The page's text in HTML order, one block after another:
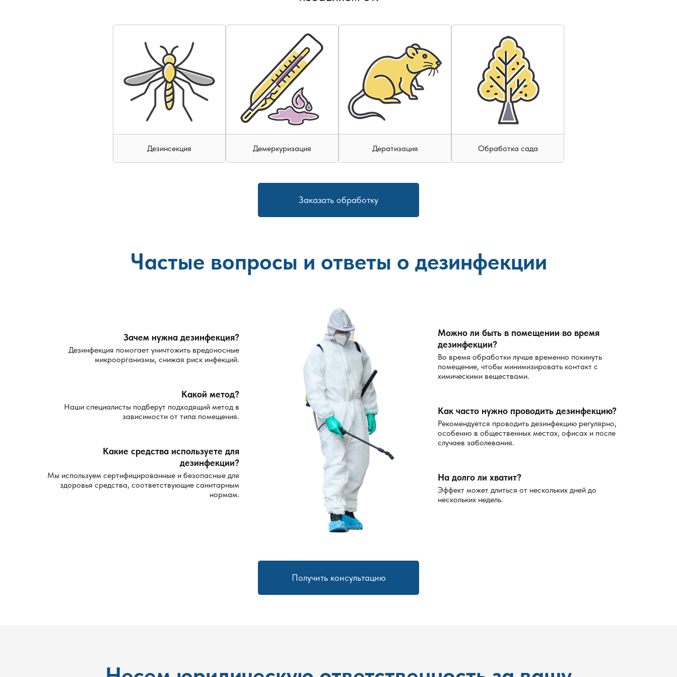
Дезинсекция Демеркуризация Дератизация Обработка сада
Заказать обработку
Частые вопросы и ответы о дезинфекции
Зачем нужна дезинфекция?
Дезинфекция помогает уничтожить вредоносные
микроорганизмы, снижая риск инфекций.
Какой метод?
Наши специалисты подберут подходящий метод в
зависимости от типа помещения.
Какие средства используете для
дезинфекции?
Мы используем сертифицированные и безопасные для
здоровья средства, соответствующие санитарным
нормам.
Можно ли быть в помещении во время
дезинфекции?
Во время обработки лучше временно покинуть
помещение, чтобы минимизировать контакт с
химическими веществами.
Как часто нужно проводить дезинфекцию?
Рекомендуется проводить дезинфекцию регулярно,
особенно в общественных местах, офисах и после
случаев заболевания.
На долго ли хватит?
Эффект может длиться от нескольких дней до
нескольких недель.
Получить консультацию